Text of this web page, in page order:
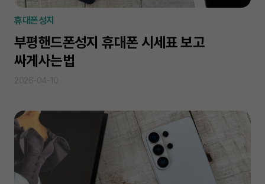
휴대폰성지
부평핸드폰성지 휴대폰 시세표 보고
싸게사는법